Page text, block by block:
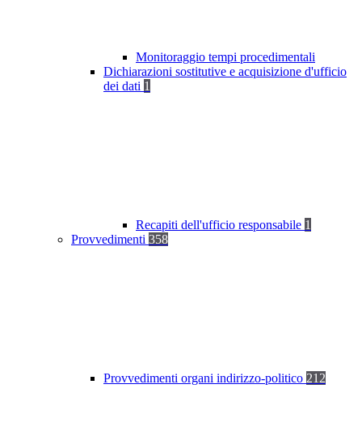
Monitoraggio tempi procedimentali
Dichiarazioni sostitutive e acquisizione d'ufficio
dei dati 1
Recapiti dell'ufficio responsabile 1
Provvedimenti 358
Provvedimenti organi indirizzo-politico 212